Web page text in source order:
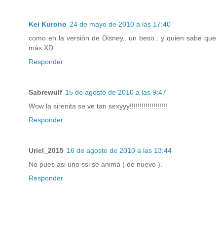
Kei Kurono 24 de mayo de 2010 a las 17:40
como en la versión de Disney.. un beso.. y quien sabe que
más XD
Responder
Sabrewulf 15 de agosto de 2010 a las 9:47
Wow la sirenita se ve tan sexyyy!!!!!!!!!!!!!!!!!!!
Responder
Uriel_2015 16 de agosto de 2010 a las 13:44
No pues asi uno ssi se anima ( de nuevo ).
Responder